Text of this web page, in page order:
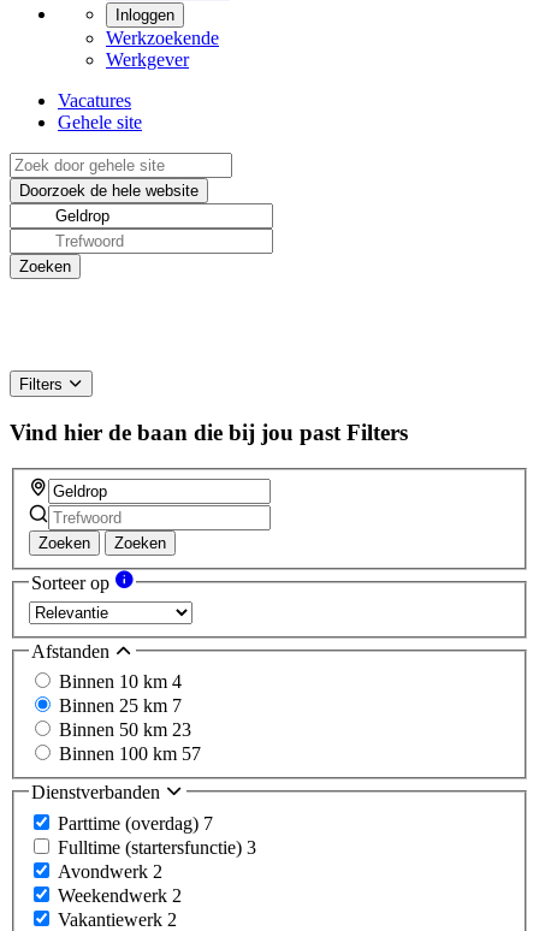
Inloggen
Werkzoekende
Werkgever
Vacatures
Gehele site
Filters
Vind hier de baan die bij jou past Filters
Zoeken Zoeken
Sorteer op
Afstanden
Binnen 10 km 4
Binnen 25 km 7
Binnen 50 km 23
Binnen 100 km 57
Dienstverbanden
Parttime (overdag) 7
Fulltime (startersfunctie) 3
Avondwerk 2
Weekendwerk 2
Vakantiewerk 2